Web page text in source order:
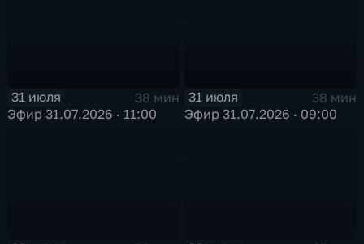
31 июля
38 мин
Эфир 31.07.2026 · 11:00
31 июля
38 мин
Эфир 31.07.2026 · 09:00